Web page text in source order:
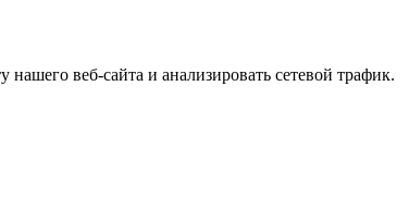
веб-сайта и анализировать сетевой трафик.